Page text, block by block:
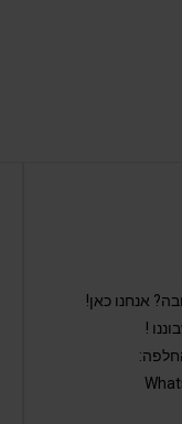
אנחנו כאן!
!